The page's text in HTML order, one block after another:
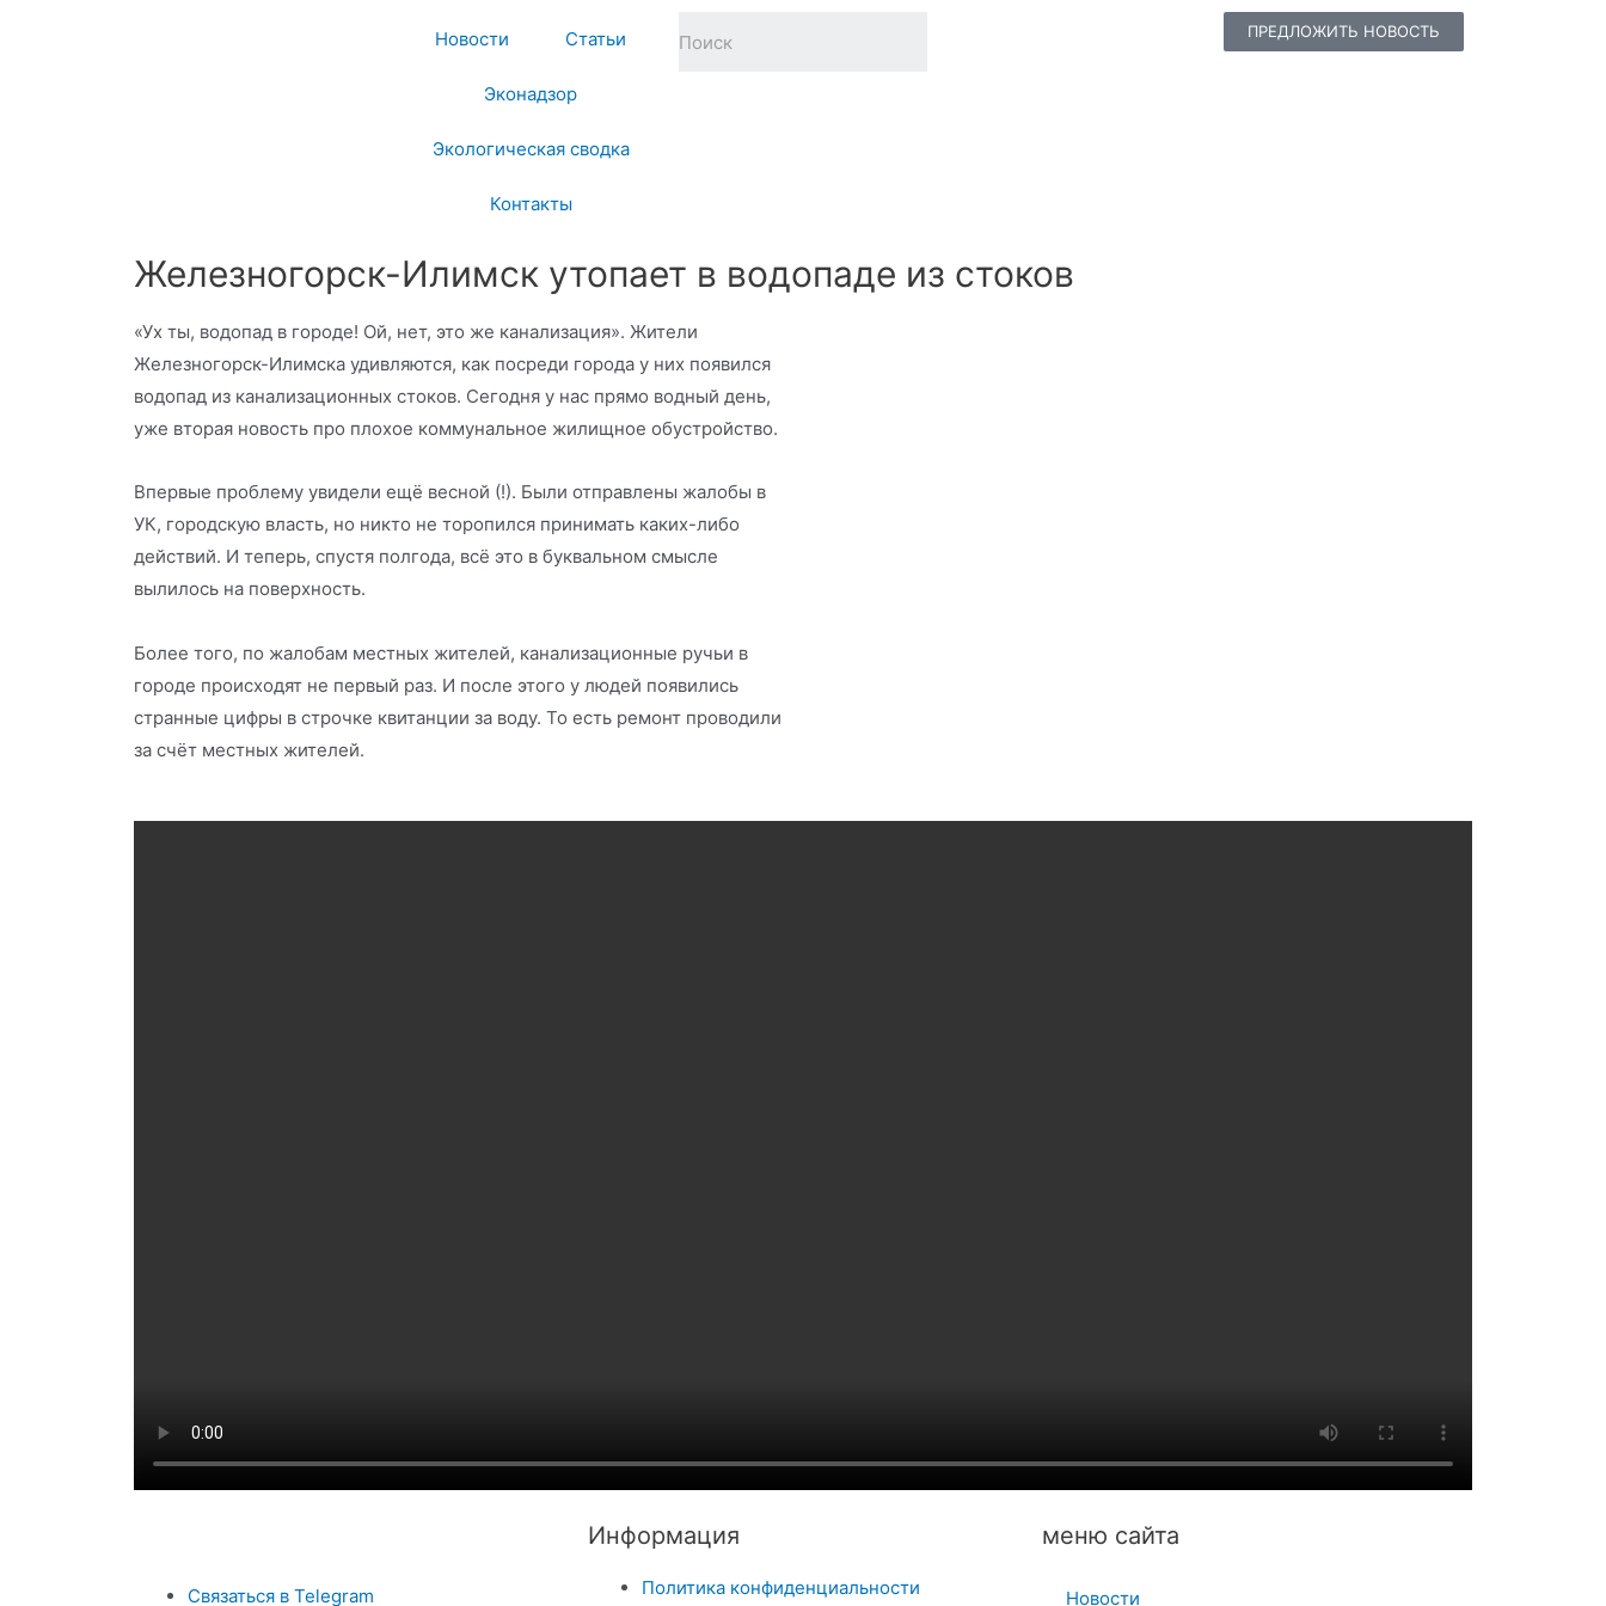
Новости Статьи
Эконадзор
Экологическая сводка
Контакты
ПРЕДЛОЖИТЬ НОВОСТЬ
Железногорск-Илимск утопает в водопаде из стоков
«Ух ты, водопад в городе! Ой, нет, это же канализация». Жители
Железногорск-Илимска удивляются, как посреди города у них появился
водопад из канализационных стоков. Сегодня у нас прямо водный день,
уже вторая новость про плохое коммунальное жилищное обустройство.
Впервые проблему увидели ещё весной (!). Были отправлены жалобы в
УК, городскую власть, но никто не торопился принимать каких-либо
действий. И теперь, спустя полгода, всё это в буквальном смысле
вылилось на поверхность.
Более того, по жалобам местных жителей, канализационные ручьи в
городе происходят не первый раз. И после этого у людей появились
странные цифры в строчке квитанции за воду. То есть ремонт проводили
за счёт местных жителей.
Связаться в Telegram
Информация
Политика конфиденциальности
меню сайта
Новости